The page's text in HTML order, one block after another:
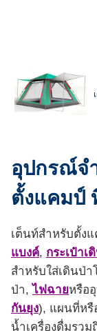
อุปกรณ์จ
ตั้งแคมป์
เต็นท์สำหรับตั้ง
แบงค์, กระเป๋าเ
สำหรับใส่เดินป่า
ป่า,ไฟฉายหรือ
กันยุง), แผนที่หรื
น้ำเครื่องดื่มรว